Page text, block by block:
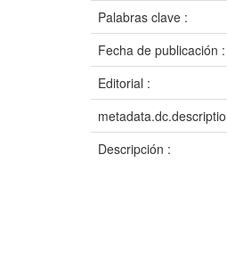
Palabras clave :
Fecha de publicación :
Editorial :
Descripción :